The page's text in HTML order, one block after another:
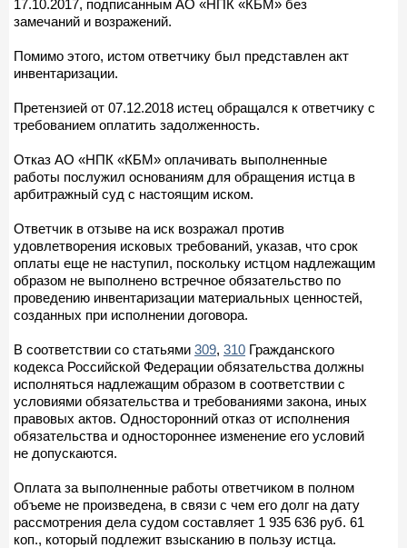
17.10.2017, подписанным АО «НПК «КБМ» без
замечаний и возражений.
Помимо этого, истом ответчику был представлен акт
инвентаризации.
Претензией от 07.12.2018 истец обращался к ответчику с
требованием оплатить задолженность.
Отказ АО «НПК «КБМ» оплачивать выполненные
работы послужил основаниям для обращения истца в
арбитражный суд с настоящим иском.
Ответчик в отзыве на иск возражал против
удовлетворения исковых требований, указав, что срок
оплаты еще не наступил, поскольку истцом надлежащим
образом не выполнено встречное обязательство по
проведению инвентаризации материальных ценностей,
созданных при исполнении договора.
В соответствии со статьями 309, 310 Гражданского
кодекса Российской Федерации обязательства должны
исполняться надлежащим образом в соответствии с
условиями обязательства и требованиями закона, иных
правовых актов. Односторонний отказ от исполнения
обязательства и одностороннее изменение его условий
не допускаются.
Оплата за выполненные работы ответчиком в полном
объеме не произведена, в связи с чем его долг на дату
рассмотрения дела судом составляет 1 935 636 руб. 61
коп., который подлежит взысканию в пользу истца.